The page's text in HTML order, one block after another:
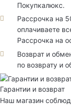
Покупкалюкс.
Рассрочка на
оплачиваете
Рассрочка на
Возврат и
по возврату и
Гарантии и возврат
Наш магазин